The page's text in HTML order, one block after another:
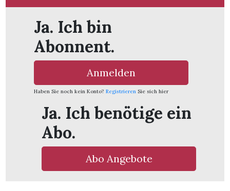
Ja. Ich bin
Abonnent.
Anmelden
Haben Sie noch kein Konto? Registrieren Sie sich hier
Ja. Ich benötige ein
Abo.
Abo Angebote